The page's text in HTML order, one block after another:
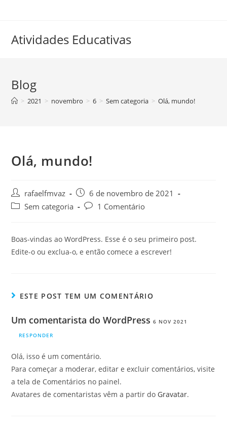
Atividades Educativas
Blog
> 2021 > novembro > 6 > Sem categoria > Olá, mundo!
Olá, mundo!
Post
author:
rafaelfmvaz
Post
published:
6 de novembro de 2021
PostSem categoria
Post1 Comentário
Boas-vindas ao WordPress. Esse é o seu primeiro post.
Edite-o ou exclua-o, e então comece a escrever!
ESTE POST TEM UM COMENTÁRIO
Um comentarista do WordPress 6 NOV 2021
RESPONDER
Olá, isso é um comentário.
Para começar a moderar, editar e excluir comentários, visite
a tela de Comentários no painel.
Avatares de comentaristas vêm a partir do Gravatar.